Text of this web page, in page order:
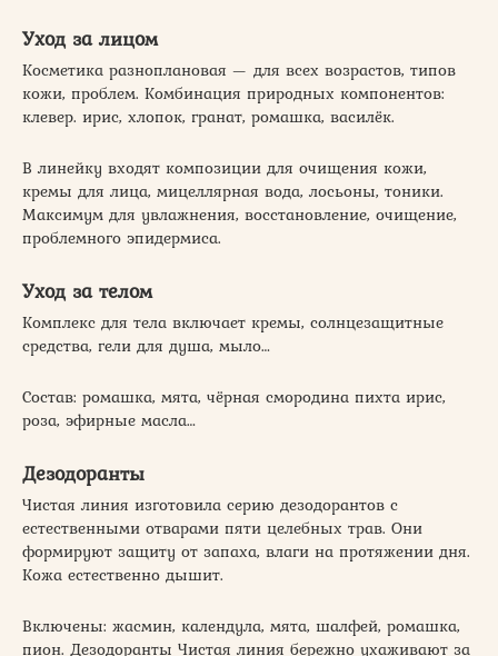
Уход за лицом
Косметика разноплановая — для всех возрастов, типов
кожи, проблем. Комбинация природных компонентов:
клевер. ирис, хлопок, гранат, ромашка, василёк.
В линейку входят композиции для очищения кожи,
кремы для лица, мицеллярная вода, лосьоны, тоники.
Максимум для увлажнения, восстановление, очищение,
проблемного эпидермиса.
Уход за телом
Комплекс для тела включает кремы, солнцезащитные
средства, гели для душа, мыло…
Состав: ромашка, мята, чёрная смородина пихта ирис,
роза, эфирные масла…
Дезодоранты
Чистая линия изготовила серию дезодорантов с
естественными отварами пяти целебных трав. Они
формируют защиту от запаха, влаги на протяжении дня.
Кожа естественно дышит.
Включены: жасмин, календула, мята, шалфей, ромашка,
пион. Дезодоранты Чистая линия бережно ухаживают за